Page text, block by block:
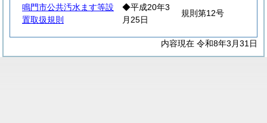
鳴門市公共汚水ます等設
置取扱規則
◆平成20年3
月25日
規則第12号
内容現在 令和8年3月31日